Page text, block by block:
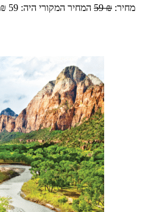
מחיר:
59₪ המחיר המקורי היה: 59 ₪.